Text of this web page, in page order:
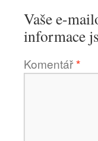
Vaše e-
informace
Komentář*